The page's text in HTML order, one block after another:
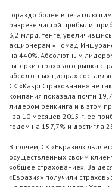
Гораздо более
разрезе чистой прибыли:
3,2 млрд. тенге,
акционерам «Номад
на 440%. Абсолютным
пятерки страхового рынка
абсолютных цифрах
СК «Kaspi Страхование» не
компания показала почти
лидером ренкинга и в этом
- за 10 месяцев 2015 г. ее
годом на 157,7% и достигла
Впрочем, СК «Евразия»
осуществленных своим
«общее страхование». За
«Евразия» получили